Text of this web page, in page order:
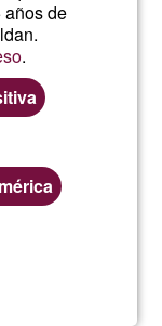
años de
.